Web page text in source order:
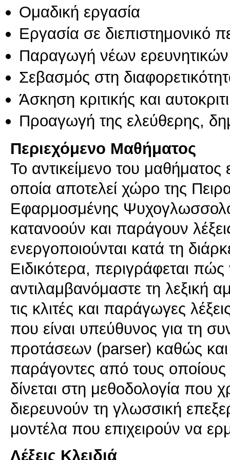
Ομαδική εργασία
Εργασία σε διεπιστημονικό
Παραγωγή νέων
Σεβασμός στη
Άσκηση κριτικής και
Προαγωγή της ελεύθερης,
Περιεχόμενο Μαθήματος
Το αντικείμενο του
οποία αποτελεί χώρο της
Εφαρμοσμένης
κατανοούν και παράγουν
ενεργοποιούνται κατά τη
Ειδικότερα, περιγράφεται
αντιλαμβανόμαστε τη λεξική
τις κλιτές και παράγωγες
που είναι υπεύθυνος για τη
προτάσεων (parser) καθώς και
παράγοντες από τους οποίους
δίνεται στη μεθοδολογία που
διερευνούν τη γλωσσική
μοντέλα που επιχειρούν να
Λέξεις Κλειδιά